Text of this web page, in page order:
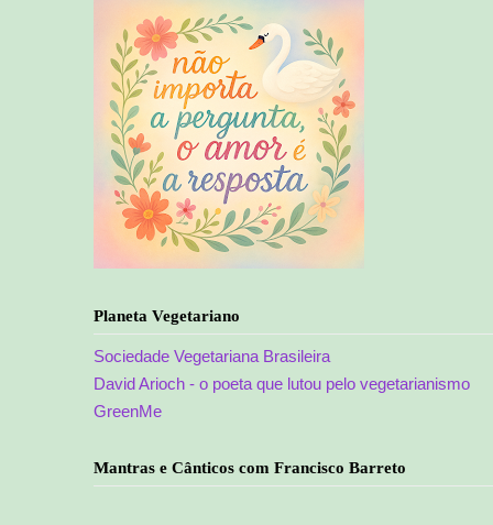
Planeta Vegetariano
Sociedade Vegetariana Brasileira
David Arioch - o poeta que lutou pelo vegetarianismo
GreenMe
Mantras e Cânticos com Francisco Barreto